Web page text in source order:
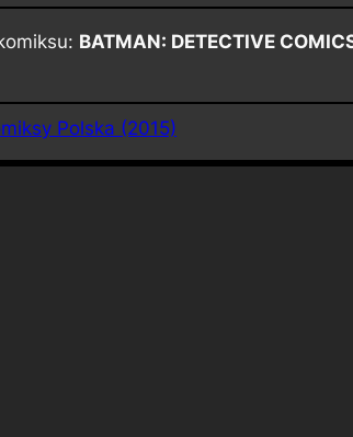
BATMAN: DETECTIVE
Polska (2015)